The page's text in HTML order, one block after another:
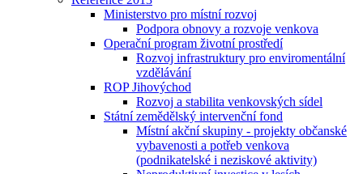
Ministerstvo pro místní rozvoj
Podpora obnovy a rozvoje venkova
Operační program životní prostředí
Rozvoj infrastruktury pro enviromentální
vzdělávání
ROP Jihovýchod
Rozvoj a stabilita venkovských sídel
Státní zemědělský intervenční fond
Místní akční skupiny - projekty občanské
vybavenosti a potřeb venkova
(podnikatelské i neziskové aktivity)